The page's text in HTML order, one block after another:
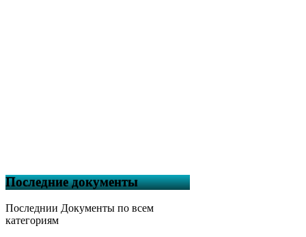
Последние документы
Последнии Документы по всем
категориям